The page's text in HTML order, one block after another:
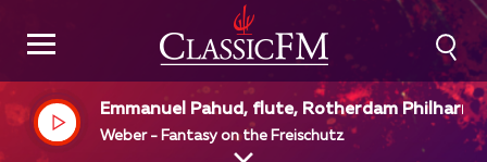
Emmanuel Pahud, flute, Rotherdam
ic Orchestra, Yannick Mezet - Seguin, dir
Weber - Fantasy on the Freischutz